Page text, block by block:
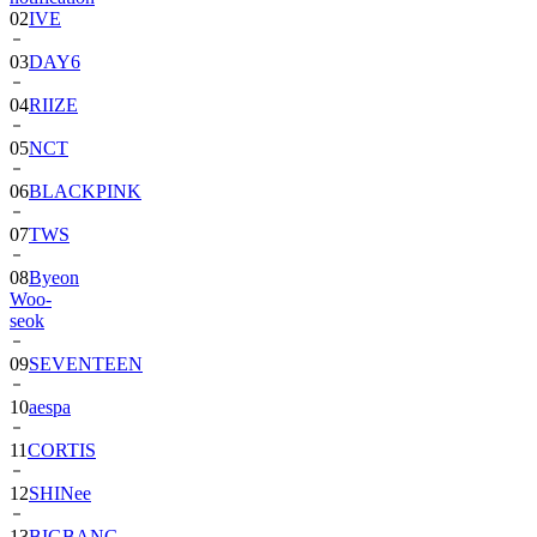
03DAY6
04RIIZE
05NCT
06BLACKPINK
07TWS
08Byeon
Woo-
seok
09SEVENTEEN
10aespa
11CORTIS
12SHINee
13BIGBANG